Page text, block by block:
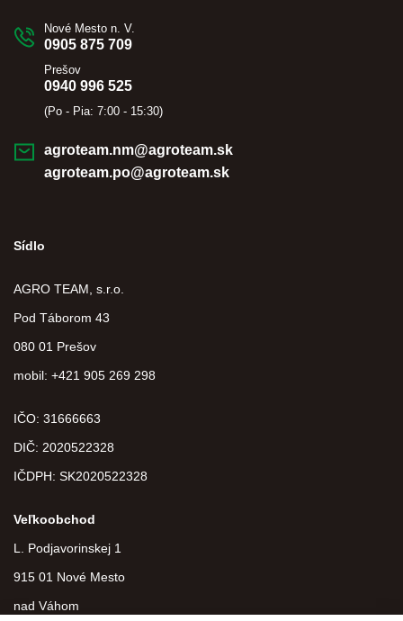
Nové Mesto n. V.
0905 875 709
Prešov
0940 996 525
(Po - Pia: 7:00 - 15:30)
agroteam.nm@agroteam.sk
agroteam.po@agroteam.sk
Sídlo
AGRO TEAM, s.r.o.
Pod Táborom 43
080 01 Prešov
mobil: +421 905 269 298
IČO: 31666663
DIČ: 2020522328
IČDPH: SK2020522328
Veľkoobchod
L. Podjavorinskej 1
915 01 Nové Mesto
nad Váhom